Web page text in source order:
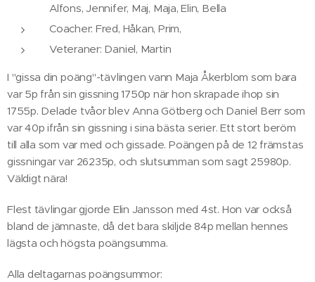
Alfons, Jennifer, Maj, Maja, Elin, Bella
Coacher: Fred, Håkan, Prim,
Veteraner: Daniel, Martin
I "gissa din poäng"-tävlingen vann Maja Åkerblom som bara
var 5p från sin gissning 1750p när hon skrapade ihop sin
1755p. Delade tvåor blev Anna Götberg och Daniel Berr som
var 40p ifrån sin gissning i sina bästa serier. Ett stort beröm
till alla som var med och gissade. Poängen på de 12 främstas
gissningar var 26235p, och slutsumman som sagt 25980p.
Väldigt nära!
Flest tävlingar gjorde Elin Jansson med 4st. Hon var också
bland de jämnaste, då det bara skiljde 84p mellan hennes
lägsta och högsta poängsumma.
Alla deltagarnas poängsummor: